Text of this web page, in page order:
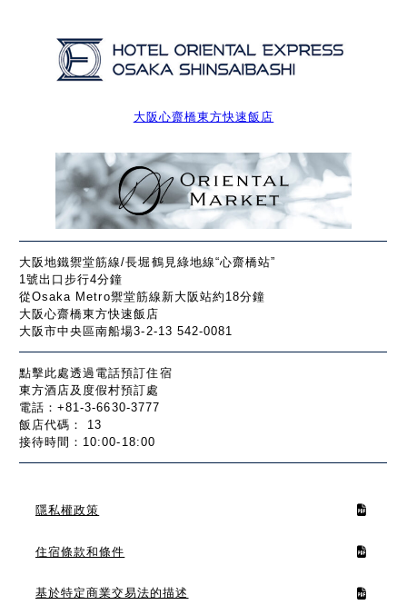
大阪心齋橋東方快速飯店
大阪地鐵禦堂筋線/長堀鶴見綠地線“心齋橋站”
1號出口步行4分鐘
從Osaka Metro禦堂筋線新大阪站約18分鐘
大阪心齋橋東方快速飯店
大阪市中央區南船場3-2-13 542-0081
點擊此處透過電話預訂住宿
東方酒店及度假村預訂處
電話：+81-3-6630-3777
飯店代碼： 13
接待時間：10:00-18:00
隱私權政策
住宿條款和條件
基於特定商業交易法的描述